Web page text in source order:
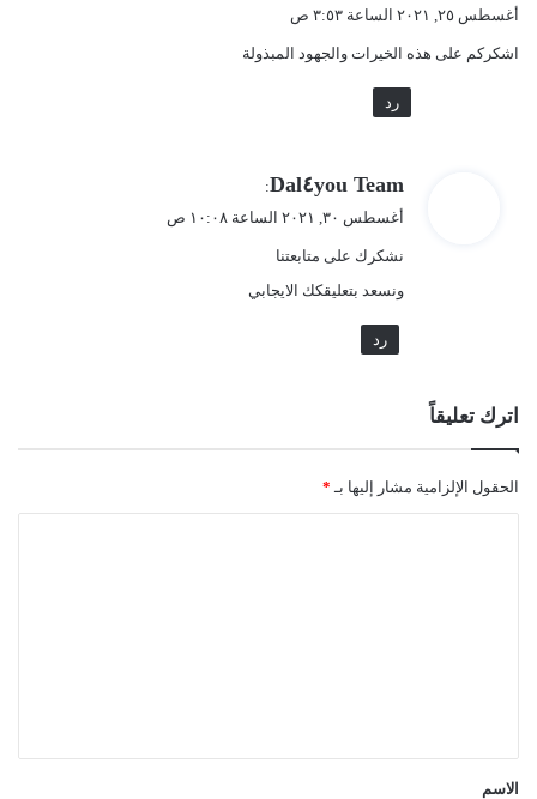
ل
أغسطس ٢٥, ٢٠٢١ الساعة ٣:٥٣ ص
اشكركم على هذه الخيرات والجهود المبذولة
رد
ي
ق
ل
Dal٤you Team:
أغسطس ٣٠, ٢٠٢١ الساعة ١٠:٠٨ ص
نشكرك على متابعتنا
ونسعد بتعليقكك الايجابي
رد
اترك تعليقاً
الحقول الإلزامية مشار إليها بـ *
*
الاسم